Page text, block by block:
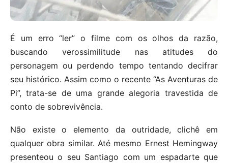
É um erro “ler” o filme com os olhos da razão,
buscando verossimilitude nas atitudes do
personagem ou perdendo tempo tentando decifrar
seu histórico. Assim como o recente “As Aventuras de
Pi”, trata-se de uma grande alegoria travestida de
conto de sobrevivência.
Não existe o elemento da outridade, clichê em
qualquer obra similar. Até mesmo Ernest Hemingway
presenteou o seu Santiago com um espadarte que